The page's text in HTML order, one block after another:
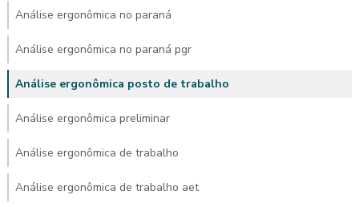
Análise ergonômica no paraná
Análise ergonômica no paraná pgr
Análise ergonômica posto de trabalho
Análise ergonômica preliminar
Análise ergonômica de trabalho
Análise ergonômica de trabalho aet